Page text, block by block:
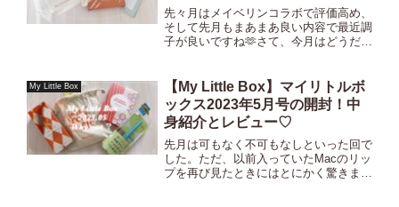
先々月はメイベリンコラボで評価高め、
そして先月もまあまあ良い内容で最近調
子が良いですね🫶さて、今月はどうだっ
マは『Life in Harmony』春っ...
My Little Box
【My Little Box】マイリトルボ
ックス2023年5月号の開封！中
身紹介とレビュー♡
先月は可もなく不可もなしといった回で
した。ただ、以前入っていたMacのリッ
プを再び見たときにはとにかく驚きまし